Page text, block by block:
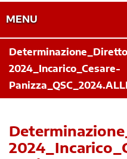
MENU
2024_Incarico_Cesare-